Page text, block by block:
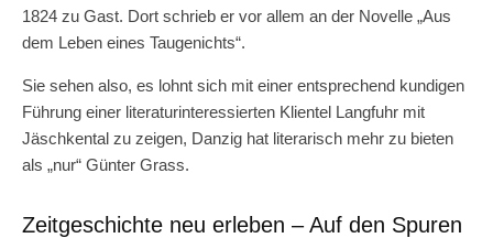
1824 zu Gast. Dort schrieb er vor allem an der Novelle „Aus
dem Leben eines Taugenichts“.
Sie sehen also, es lohnt sich mit einer entsprechend kundigen
Führung einer literaturinteressierten Klientel Langfuhr mit
Jäschkental zu zeigen, Danzig hat literarisch mehr zu bieten
als „nur“ Günter Grass.
Zeitgeschichte neu erleben – Auf den Spuren